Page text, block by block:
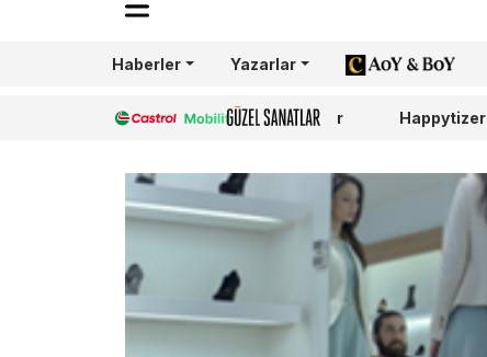
Haberler Yazarlar AoY/BoY
Castrol Güzel Sanatlar Happytizer